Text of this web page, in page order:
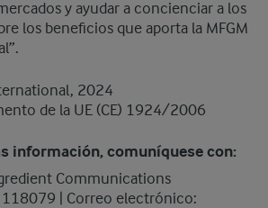
y ayudar a concienciar a los
los beneficios que aporta la MFGM
2024
de la UE (CE) 1924/2006
información, comuníquese con:
Communications
| Correo electrónico: